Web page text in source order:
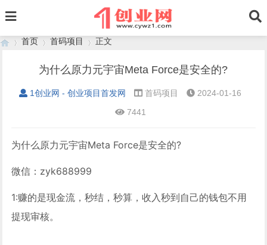
首页
›
首码项目
›
正文
为什么原力元宇宙Meta Force是安全的?
1创业网 - 创业项目首发网 首码项目
2024-01-16
7441
为什么原力元宇宙Meta Force是安全的?
微信：zyk688999
1:赚的是现金流，秒结，秒算，收入秒到自己的钱包不用
提现审核。